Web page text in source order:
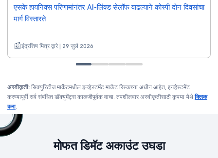
एसके हायनिक्स परिणामांनंतर AI-लिंक्ड सेलॉफ वाढल्याने कोस्पी दोन दिवसांचा
मार्ग विस्तारते
इंद्रशिष मित्र द्वारे | 29 जुलै 2026
अस्वीकृती: सिक्युरिटीज मार्केटमधील इन्व्हेस्टमेंट मार्केट रिस्कच्या अधीन आहेत, इन्व्हेस्टमेंट
करण्यापूर्वी सर्व संबंधित डॉक्युमेंट्स काळजीपूर्वक वाचा. तपशीलवार अस्वीकृतीसाठी कृपया येथेक्लिक
करा.
मोफत डिमॅट अकाउंट उघडा